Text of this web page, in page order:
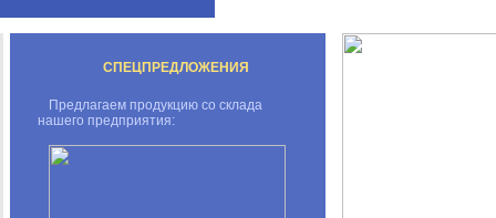
СПЕЦПРЕДЛОЖЕНИЯ
Предлагаем продукцию со склада
нашего предприятия: